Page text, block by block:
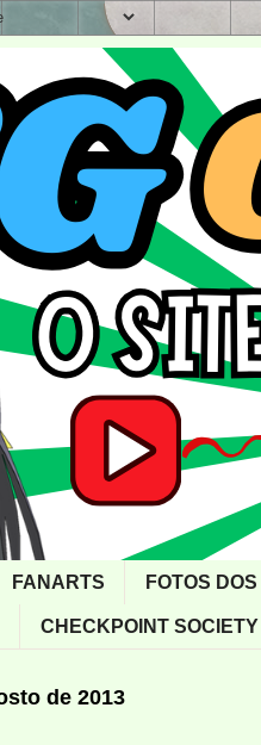
FANARTS FOTOS
CHECKPOINT SOCIETY
de 2013